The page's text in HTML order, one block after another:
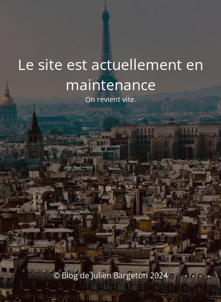
Le site est actuellement en
maintenance
On revient vite.
© Blog de Julien Bargeton 2024